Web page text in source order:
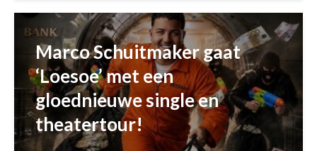
Marco Schuitmaker gaat
‘Loesoe’ met een
gloednieuwe single en
theatertour!